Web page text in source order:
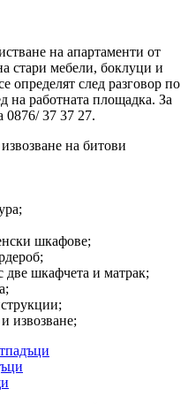
на апартаменти от
стари мебели, боклуци и
определят след разговор по
на работната площадка. За
0876/ 37 37 27.
на битови
шкафове;
две шкафчета и матрак;
извозване;